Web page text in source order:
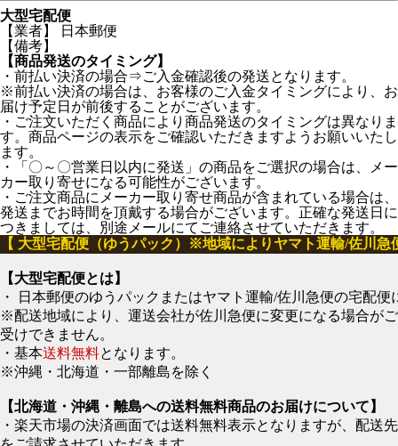
大型宅配便
【業者】 日本郵便
【備考】
【商品発送のタイミング】
・前払い決済の場合⇒ご入金確認後の発送となります。
※前払い決済の場合は、お客様のご入金タイミングにより、お
届け予定日が前後することがございます。
・ご注文いただく商品により商品発送のタイミングは異なりま
す。商品ページの表示をご確認いただきますようお願いいたし
ます。
・「〇～〇営業日以内に発送」の商品をご選択の場合は、メー
カー取り寄せになる可能性がございます。
・ご注文商品にメーカー取り寄せ商品が含まれている場合は、
発送までお時間を頂戴する場合がございます。正確な発送日に
つきましては、別途メールにてご連絡させていただきます。
【 大型宅配便（ゆうパック）※地域によりヤマト運輸/佐川急
【大型宅配便とは】
・ 日本郵便のゆうパックまたはヤマト運輸/佐川急便の宅配
※配送地域により、運送会社が佐川急便に変更になる場合が
受けできません。
・基本送料無料となります。
※沖縄・北海道・一部離島を除く
【北海道・沖縄・離島への送料無料商品のお届けについて】
・楽天市場の決済画面では送料無料表示となりますが、配送